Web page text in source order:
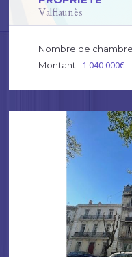
Valflaunès
Nombre de
Montant : 1 040 000€